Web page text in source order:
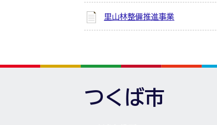
里山林整備推進事業
つくば市